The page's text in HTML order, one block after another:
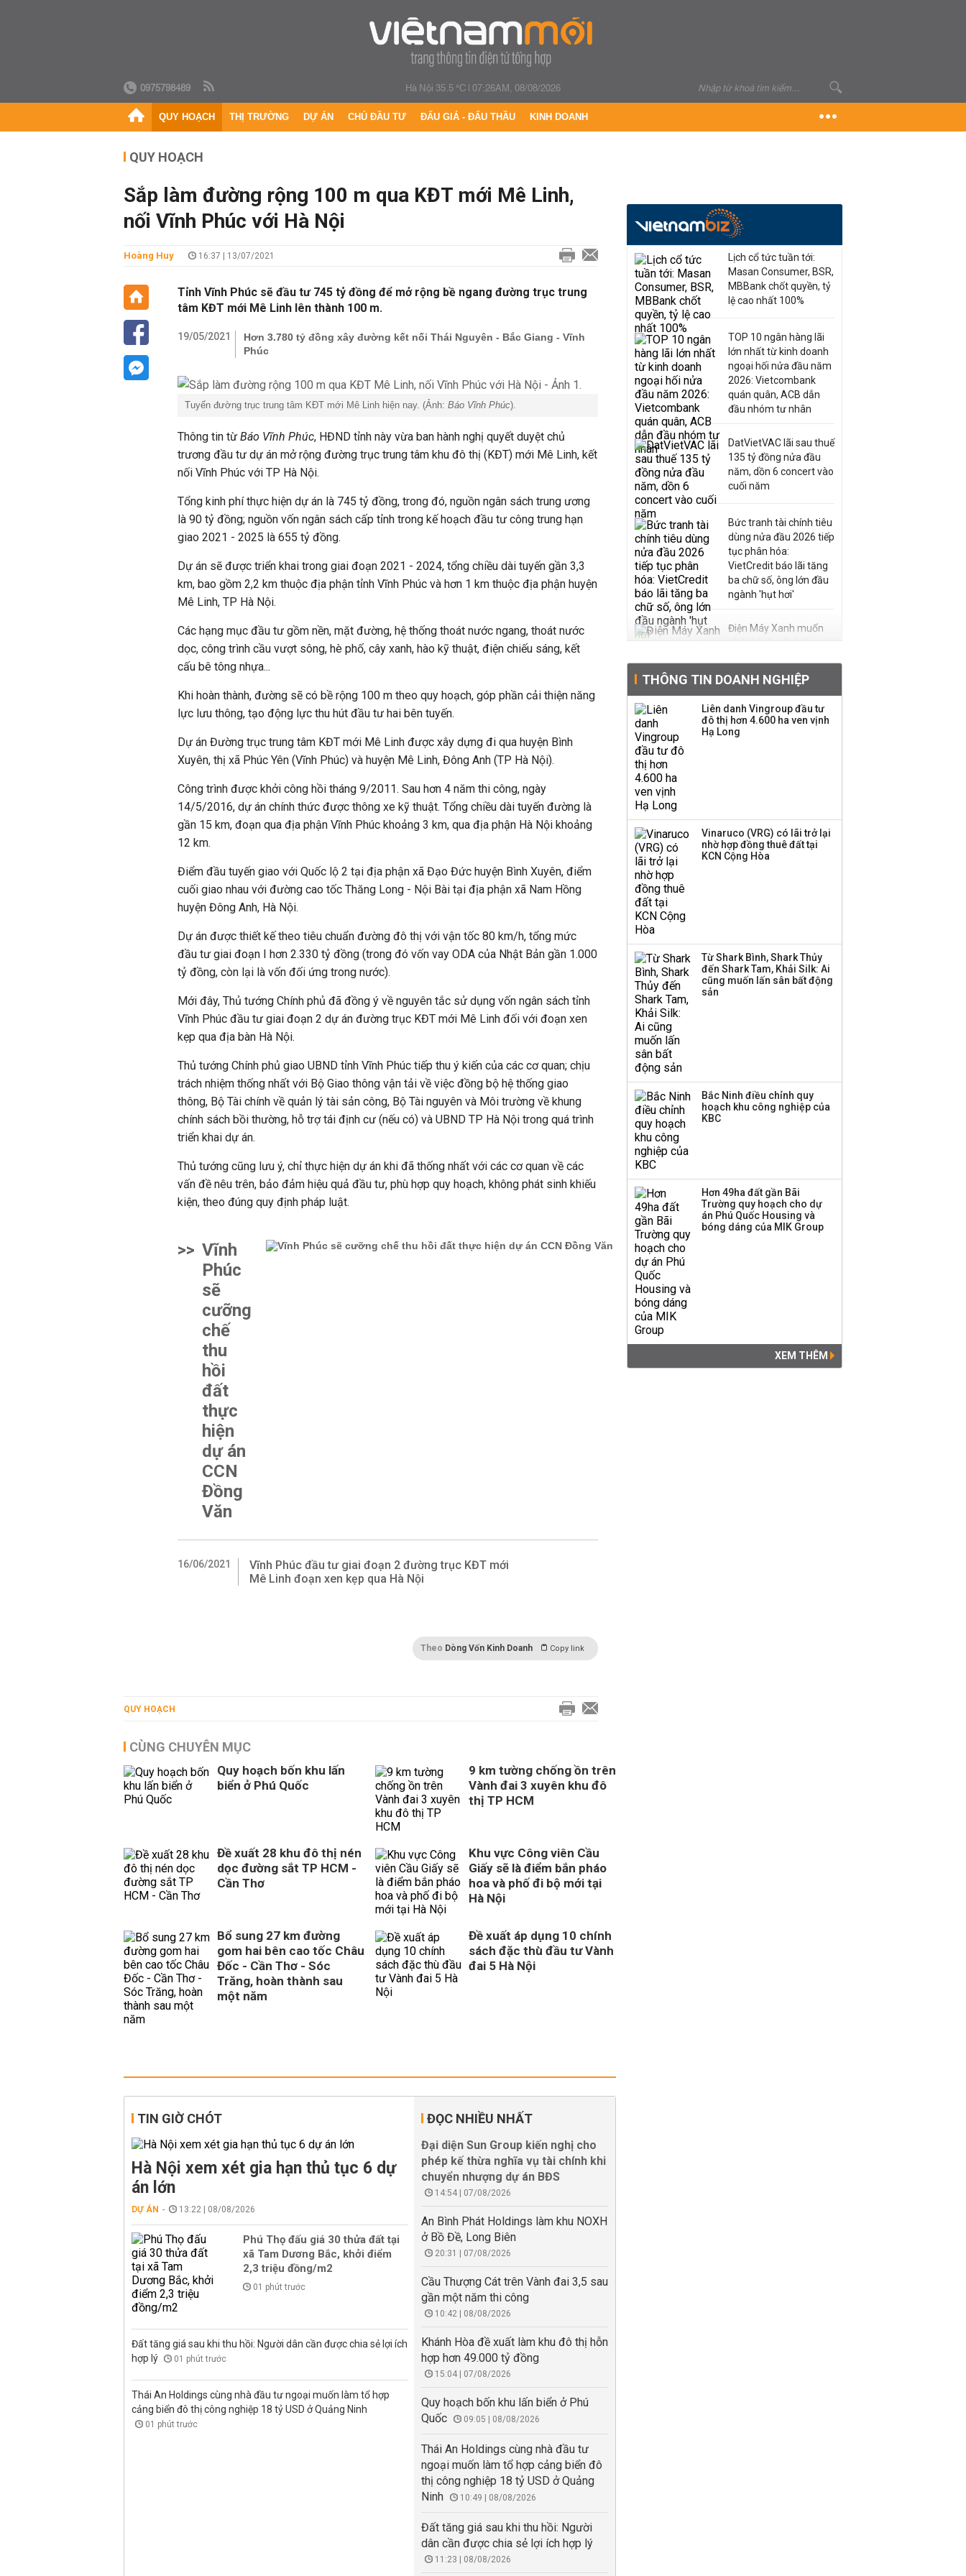
0975798489 Hà Nội 35.5 °C|07:26AM, 08/08/2026
QUY HOẠCH THỊ TRƯỜNG DỰ ÁN CHỦ ĐẦU TƯ ĐẤU GIÁ - ĐẤU THẦU KINH DOANH
QUY HOẠCH
Sắp làm đường rộng 100 m qua KĐT mới Mê Linh,
nối Vĩnh Phúc với Hà Nội
Hoàng Huy 16:37 | 13/07/2021
Tỉnh Vĩnh Phúc sẽ đầu tư 745 tỷ đồng để mở rộng bề ngang đường trục trung
tâm KĐT mới Mê Linh lên thành 100 m.
19/05/2021
Hơn 3.780 tỷ đồng xây đường kết nối Thái Nguyên - Bắc Giang - Vĩnh
Phúc
Tuyến đường trục trung tâm KĐT mới Mê Linh hiện nay. (Ảnh: Báo Vĩnh Phúc).
Thông tin từ Báo Vĩnh Phúc, HĐND tỉnh này vừa ban hành nghị quyết duyệt chủ
trương đầu tư dự án mở rộng đường trục trung tâm khu đô thị (KĐT) mới Mê Linh, kết
nối Vĩnh Phúc với TP Hà Nội.
Tổng kinh phí thực hiện dự án là 745 tỷ đồng, trong đó, nguồn ngân sách trung ương
là 90 tỷ đồng; nguồn vốn ngân sách cấp tỉnh trong kế hoạch đầu tư công trung hạn
giao 2021 - 2025 là 655 tỷ đồng.
Dự án sẽ được triển khai trong giai đoạn 2021 - 2024, tổng chiều dài tuyến gần 3,3
km, bao gồm 2,2 km thuộc địa phận tỉnh Vĩnh Phúc và hơn 1 km thuộc địa phận huyện
Mê Linh, TP Hà Nội.
Các hạng mục đầu tư gồm nền, mặt đường, hệ thống thoát nước ngang, thoát nước
dọc, công trình cầu vượt sông, hè phố, cây xanh, hào kỹ thuật, điện chiếu sáng, kết
cấu bê tông nhựa...
Khi hoàn thành, đường sẽ có bề rộng 100 m theo quy hoạch, góp phần cải thiện năng
lực lưu thông, tạo động lực thu hút đầu tư hai bên tuyến.
Dự án Đường trục trung tâm KĐT mới Mê Linh được xây dựng đi qua huyện Bình
Xuyên, thị xã Phúc Yên (Vĩnh Phúc) và huyện Mê Linh, Đông Anh (TP Hà Nội).
Công trình được khởi công hồi tháng 9/2011. Sau hơn 4 năm thi công, ngày
14/5/2016, dự án chính thức được thông xe kỹ thuật. Tổng chiều dài tuyến đường là
gần 15 km, đoạn qua địa phận Vĩnh Phúc khoảng 3 km, qua địa phận Hà Nội khoảng
12 km.
Điểm đầu tuyến giao với Quốc lộ 2 tại địa phận xã Đạo Đức huyện Bình Xuyên, điểm
cuối giao nhau với đường cao tốc Thăng Long - Nội Bài tại địa phận xã Nam Hồng
huyện Đông Anh, Hà Nội.
Dự án được thiết kế theo tiêu chuẩn đường đô thị với vận tốc 80 km/h, tổng mức
đầu tư giai đoạn I hơn 2.330 tỷ đồng (trong đó vốn vay ODA của Nhật Bản gần 1.000
tỷ đồng, còn lại là vốn đối ứng trong nước).
Mới đây, Thủ tướng Chính phủ đã đồng ý về nguyên tắc sử dụng vốn ngân sách tỉnh
Vĩnh Phúc đầu tư giai đoạn 2 dự án đường trục KĐT mới Mê Linh đối với đoạn xen
kẹp qua địa bàn Hà Nội.
Thủ tướng Chính phủ giao UBND tỉnh Vĩnh Phúc tiếp thu ý kiến của các cơ quan; chịu
trách nhiệm thống nhất với Bộ Giao thông vận tải về việc đồng bộ hệ thống giao
thông, Bộ Tài chính về quản lý tài sản công, Bộ Tài nguyên và Môi trường về khung
chính sách bồi thường, hỗ trợ tái định cư (nếu có) và UBND TP Hà Nội trong quá trình
triển khai dự án.
Thủ tướng cũng lưu ý, chỉ thực hiện dự án khi đã thống nhất với các cơ quan về các
vấn đề nêu trên, bảo đảm hiệu quả đầu tư, phù hợp quy hoạch, không phát sinh khiếu
kiện, theo đúng quy định pháp luật.
>> Vĩnh
Phúc
sẽ
cưỡng
chế
thu
hồi
đất
thực
hiện
dự án
CCN
Đồng
Văn
16/06/2021
Vĩnh Phúc đầu tư giai đoạn 2 đường trục KĐT mới
Mê Linh đoạn xen kẹp qua Hà Nội
Theo Dòng Vốn Kinh Doanh Copy link
QUY HOẠCH
CÙNG CHUYÊN MỤC
Quy hoạch bốn khu lấn
biển ở Phú Quốc
9 km tường chống ồn trên
Vành đai 3 xuyên khu đô
thị TP HCM
Đề xuất 28 khu đô thị nén
dọc đường sắt TP HCM -
Cần Thơ
Khu vực Công viên Cầu
Giấy sẽ là điểm bắn pháo
hoa và phố đi bộ mới tại
Hà Nội
Bổ sung 27 km đường
gom hai bên cao tốc Châu
Đốc - Cần Thơ - Sóc
Trăng, hoàn thành sau
một năm
Đề xuất áp dụng 10 chính
sách đặc thù đầu tư Vành
đai 5 Hà Nội
TIN GIỜ CHÓT
Hà Nội xem xét gia hạn thủ tục 6 dự
án lớn
DỰ ÁN 13:22 | 08/08/2026
Phú Thọ đấu giá 30 thửa đất tại
xã Tam Dương Bắc, khởi điểm
2,3 triệu đồng/m2
01 phút trước
Đất tăng giá sau khi thu hồi: Người dân cần được chia sẻ lợi ích
hợp lý
01 phút trước
Thái An Holdings cùng nhà đầu tư ngoại muốn làm tổ hợp
cảng biển đô thị công nghiệp 18 tỷ USD ở Quảng Ninh
01 phút trước
ĐỌC NHIỀU NHẤT
Đại diện Sun Group kiến nghị cho
phép kế thừa nghĩa vụ tài chính khi
chuyển nhượng dự án BĐS
14:54 | 07/08/2026
An Bình Phát Holdings làm khu NOXH
ở Bồ Đề, Long Biên
20:31 | 07/08/2026
Cầu Thượng Cát trên Vành đai 3,5 sau
gần một năm thi công
10:42 | 08/08/2026
Khánh Hòa đề xuất làm khu đô thị hỗn
hợp hơn 49.000 tỷ đồng
15:04 | 07/08/2026
Quy hoạch bốn khu lấn biển ở Phú
Quốc
09:05 | 08/08/2026
Thái An Holdings cùng nhà đầu tư
ngoại muốn làm tổ hợp cảng biển đô
thị công nghiệp 18 tỷ USD ở Quảng
Ninh
10:49 | 08/08/2026
Đất tăng giá sau khi thu hồi: Người
dân cần được chia sẻ lợi ích hợp lý
11:23 | 08/08/2026
Lịch cổ tức tuần tới:
Masan Consumer, BSR,
MBBank chốt quyền, tỷ
lệ cao nhất 100%
TOP 10 ngân hàng lãi
lớn nhất từ kinh doanh
ngoại hối nửa đầu năm
2026: Vietcombank
quán quân, ACB dẫn
đầu nhóm tư nhân
DatVietVAC lãi sau thuế
135 tỷ đồng nửa đầu
năm, dồn 6 concert vào
cuối năm
Bức tranh tài chính tiêu
dùng nửa đầu 2026 tiếp
tục phân hóa:
VietCredit báo lãi tăng
ba chữ số, ông lớn đầu
ngành 'hụt hơi'
Điện Máy Xanh muốn
phát hành cổ phiếu với
Sau nhịp điều chỉnh
mạnh, CTCK nhìn thấy
cơ hội ở nhóm cổ phiếu
thanh lý toàn bộ cửa
hàng
Công ty 100 tỷ của
Huấn Hoa Hồng bỗng
dưng ‘biến mất’, một
THÔNG TIN DOANH NGHIỆP
Liên danh Vingroup đầu tư
đô thị hơn 4.600 ha ven vịnh
Hạ Long
Vinaruco (VRG) có lãi trở lại
nhờ hợp đồng thuê đất tại
KCN Cộng Hòa
Từ Shark Bình, Shark Thủy
đến Shark Tam, Khải Silk: Ai
cũng muốn lấn sân bất động
sản
Bắc Ninh điều chỉnh quy
hoạch khu công nghiệp của
KBC
Hơn 49ha đất gần Bãi
Trường quy hoạch cho dự
án Phú Quốc Housing và
bóng dáng của MIK Group
XEM THÊM